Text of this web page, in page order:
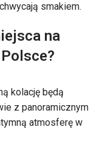
smakiem.
na
kolację będą
z panoramicznym
atmosferę w